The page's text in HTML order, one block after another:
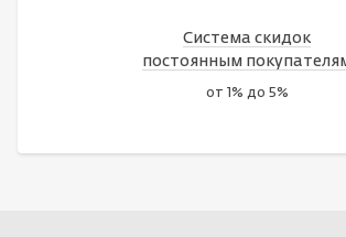
Система скидок
постоянным
от 1% до 5%